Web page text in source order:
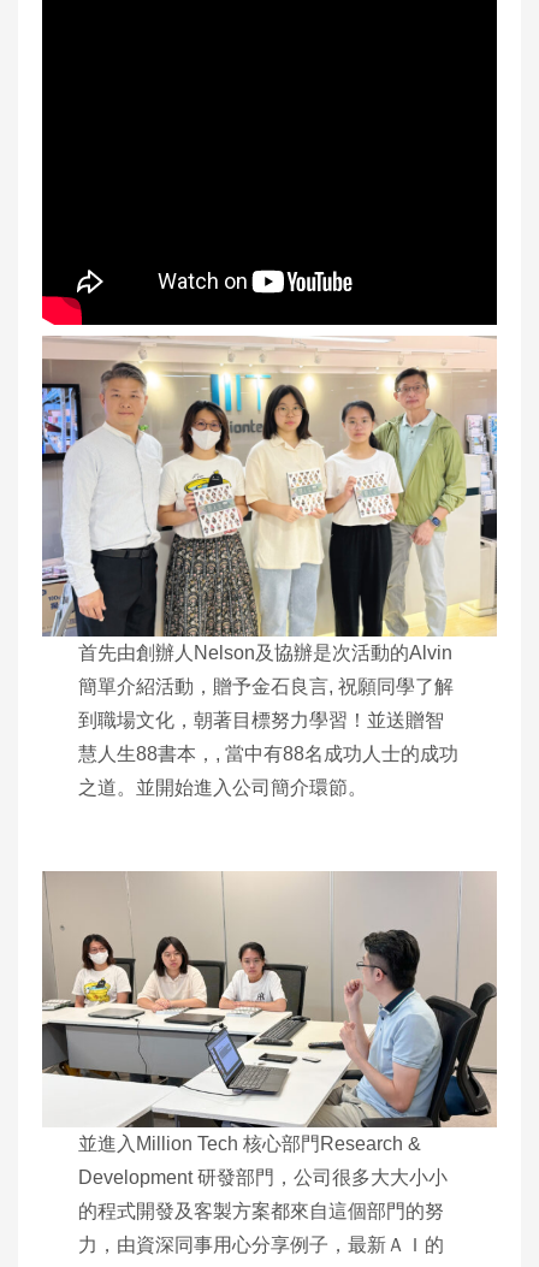
首先由創辦人Nelson及協辦是次活動的Alvin
簡單介紹活動，贈予金石良言, 祝願同學了解
到職場文化，朝著目標努力學習！並送贈智
慧人生88書本，, 當中有88名成功人士的成功
之道。並開始進入公司簡介環節。
並進入Million Tech 核心部門Research &
Development 研發部門，公司很多大大小小
的程式開發及客製方案都來自這個部門的努
力，由資深同事用心分享例子，最新ＡＩ的